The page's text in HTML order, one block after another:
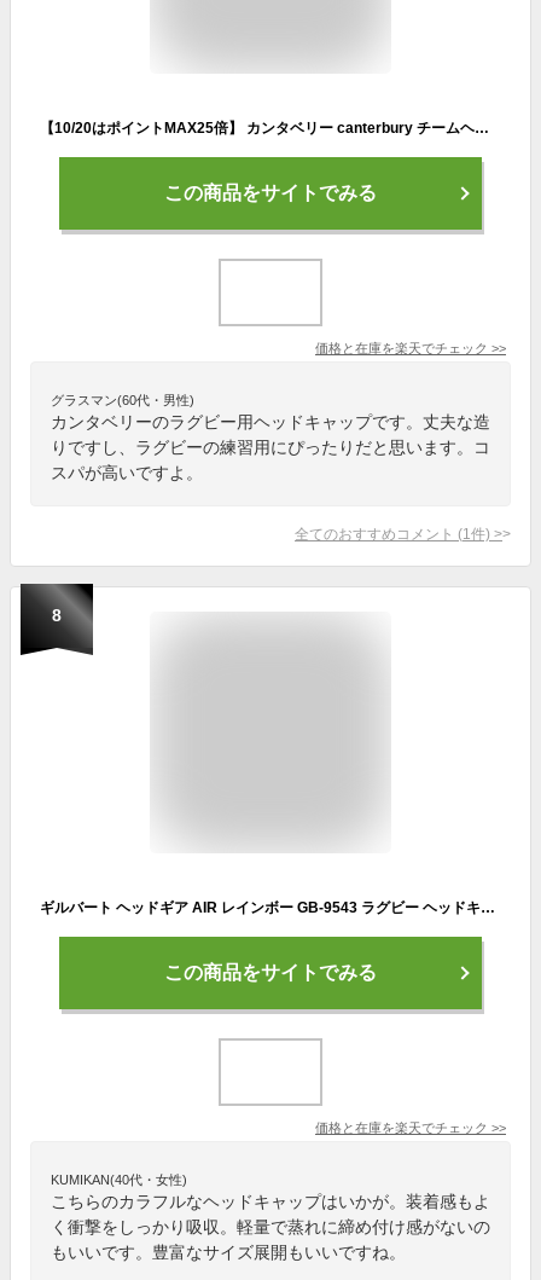
【10/20はポイントMAX25倍】 カンタベリー canterbury チームヘッドギア TEAM HEADGEAR メンズ レディース ラグビー ヘッドキャップ ヘッドガード 練習 トレーニング 試合 部活 プロテクター AA02168 29
この商品をサイトでみる
価格と在庫を楽天でチェック >>
グラスマン(60代・男性)
カンタベリーのラグビー用ヘッドキャップです。丈夫な造
りですし、ラグビーの練習用にぴったりだと思います。コ
スパが高いですよ。
全てのおすすめコメント (1 件) >
8
ギルバート ヘッドギア AIR レインボー GB-9543 ラグビー ヘッドキャップ GILBERT
この商品をサイトでみる
価格と在庫を楽天でチェック >>
KUMIKAN(40代・女性)
こちらのカラフルなヘッドキャップはいかが。装着感もよ
く衝撃をしっかり吸収。軽量で蒸れに締め付け感がないの
もいいです。豊富なサイズ展開もいいですね。